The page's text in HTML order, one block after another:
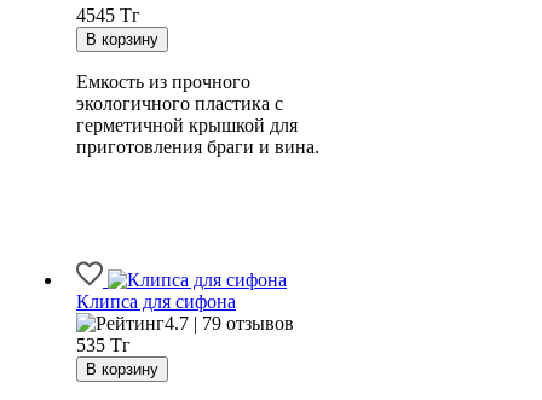
4545 Тг
Емкость из прочного
экологичного пластика с
герметичной крышкой для
приготовления браги и вина.
Клипса для сифона
4.7 | 79 отзывов
535 Тг